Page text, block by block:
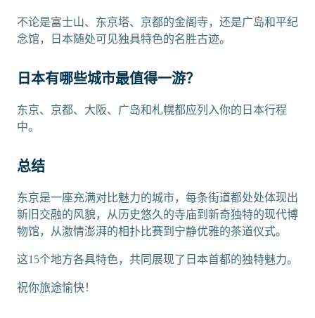
不论是富士山、东京塔、京都的金阁寺，还是广岛和平纪
念馆，日本随处可见独具特色的名胜古迹。
日本有哪些城市最值得一游？
东京、京都、大阪、广岛和札幌都应列入你的日本行程
中。
总结
东京是一座充满对比魅力的城市，每条街道都处处体现出
新旧交融的风貌，从历史悠久的寺庙到新奇独特的现代博
物馆，从激情澎湃的相扑比赛到宁静优雅的茶道仪式。
这15个地方各具特色，共同展现了日本首都的独特魅力。
祝你旅途愉快！